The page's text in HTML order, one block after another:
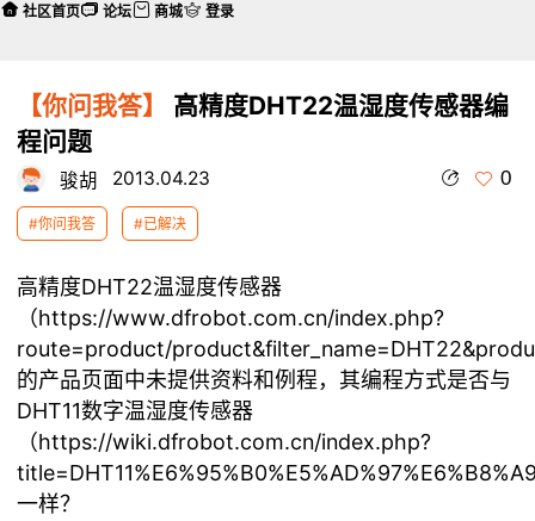
【你问我答】
高精度DHT22温湿度传感器编
程问题
骏胡 2013.04.23 0
#你问我答 #已解决
高精度DHT22温湿度传感器
（https://www.dfrobot.com.cn/index.php?
route=product/
的产品页面中未提供资料和例程，其编程方式是否与
DHT11数字温湿度传感器
（https://wiki.dfrobot.com.cn/index.php?
一样？
社区首页 论坛 商城 登录